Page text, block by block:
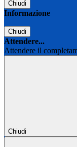
Chiudi
Informazione
Chiudi
Attendere...
Attendere il
Chiudi